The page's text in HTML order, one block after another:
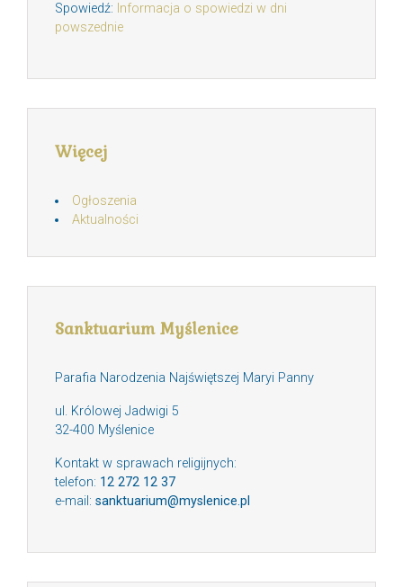
Spowiedź: Informacja o spowiedzi w dni
powszednie
Więcej
Ogłoszenia
Aktualności
Sanktuarium Myślenice
Parafia Narodzenia Najświętszej Maryi Panny
ul. Królowej Jadwigi 5
32-400 Myślenice
Kontakt w sprawach religijnych:
telefon: 12 272 12 37
e-mail: sanktuarium@myslenice.pl